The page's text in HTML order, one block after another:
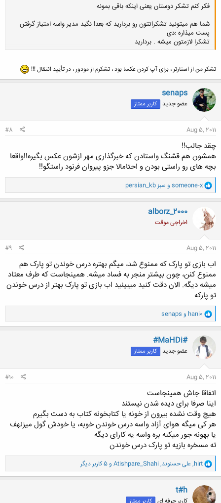
فکر کنم تشکر دوستان یعنی اینکه باقی بمونه
شما هم میتونید تشکراتتون رو بردارید که بعدا نگید مدیر واسه امتیاز گرفتن
پست میذاره :دی
تشکرا لازمتون میشه . بردارید
کلیک کنید تا باز شود...
تشکر من از استارتر ، برای آپ کردن عکسا بود ، تشکرم از مودور ، در تأیید انتقال !!!
senaps
عضو جدید کاربر ممتاز
Aug 5, 2011
#8
چقد جالب!!
همشون هم قشنگ واستادن که خبرگذاری مهر ازشون عکس بگیره!!واقعا
بچه های رو راستی بودن و احتامالا جزو پیروان فرنود راستگو!!
و
ا
ک
ن
ش
ه
ا
someone-x و persian_kb سبز
alborz_2000
اخراجی موقت
Aug 5, 2011
#9
اب بازی تو پارک که ممنوع شد، میگم بهتره درس خوندن تو پارک هم
ممنوع کنن، چون بیشتر منجر به فساد میشه. همینجاست که طرف معتاد
میشه دیگه. الان دقت کنید میبینید اب بازی تو پارک بهتر از درس خوندن
تو پارکه
و
ا
ک
ن
ش
ه
hani0 و senaps
#MaHDi#
عضو جدید کاربر ممتاز
Aug 5, 2011
#10
اتفاقا جاش همینجاست
اینا صرفا برای دیده شدن نیستند
هیچ وقت نشده بیرون از خونه یا کتابخونه کتاب به دست بگیرم
هر کی میگه هوای آزاد واسه درس خوندن خوبه، یا خودش گول میزنهف
یا بهونه جور میکنه بره واسه یه کارای دیگه
ته مسخره بازیه تو پارک درس خوندن
و
ا
ک
ن
ش
hirt
,علی حسنوند,
Atishpare_Shahi و 5 کاربر دیگر
t#h
کاربر حرفه ای کاربر ممتاز